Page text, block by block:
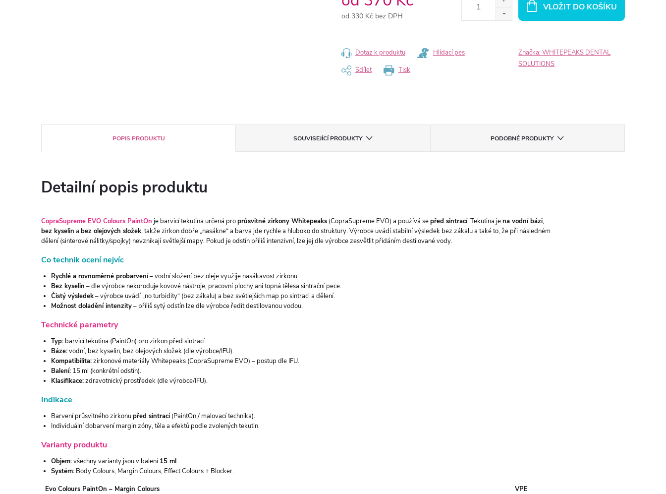
od 330 Kč bez DPH
cena:
VLOŽIT DO KOŠÍKU
Tisk
Dotaz k produktu
Hlídací pes
Sdílet
Značka:WHITEPEAKS DENTAL
SOLUTIONS
POPIS PRODUKTU SOUVISEJÍCÍ PRODUKTY PODOBNÉ PRODUKTY
Detailní popis produktu
CopraSupreme EVO Colours PaintOn je barvicí tekutina určená proprůsvitné zirkony Whitepeaks (CopraSupreme EVO) a používá sepřed sintrací. Tekutina jena vodní bázi,
bez kyselin a bez olejových složek, takže zirkon dobře „nasákne“ a barva jde rychle a hluboko do struktury. Výrobce uvádí stabilní výsledek bez zákalu a také to, že při následném
dělení (sinterové nálitky/spojky) nevznikají světlejší mapy. Pokud je odstín příliš intenzivní, lze jej dle výrobce zesvětlit přidáním destilované vody.
Co technik ocení nejvíc
Rychlé a rovnoměrné probarvení– vodní složení bez oleje využije nasákavost zirkonu.
Bez kyselin – dle výrobce nekoroduje kovové nástroje, pracovní plochy ani topná tělesa sintrační pece.
Čistý výsledek– výrobce uvádí „no turbidity“ (bez zákalu) a bez světlejších map po sintraci a dělení.
Možnost doladění intenzity– příliš sytý odstín lze dle výrobce ředit destilovanou vodou.
Technické parametry
Typ: barvicí tekutina (PaintOn) pro zirkon před sintrací.
Báze:vodní, bez kyselin, bez olejových složek (dle výrobce/IFU).
Kompatibilita:zirkonové materiály Whitepeaks (CopraSupreme EVO) – postup dle IFU.
Balení: 15 ml (konkrétní odstín).
Klasifikace:zdravotnický prostředek (dle výrobce/IFU).
Indikace
Barvení průsvitného zirkonupřed sintrací(PaintOn / malovací technika).
Individuální dobarvení margin zóny, těla a efektů podle zvolených tekutin.
Varianty produktu
Objem:všechny varianty jsou v balení15 ml.
Systém: Body Colours, Margin Colours, Effect Colours + Blocker.
Evo Colours PaintOn – Margin Colours
VPE